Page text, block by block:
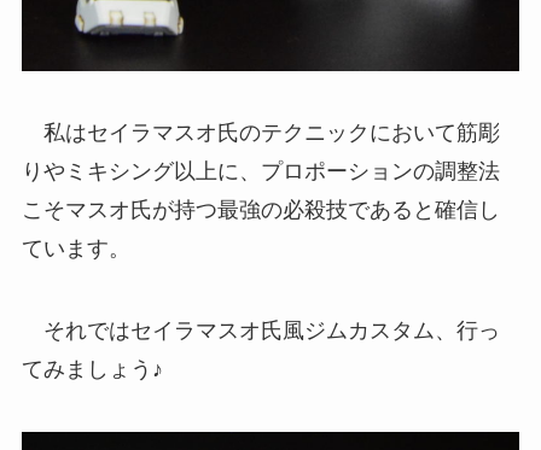
私はセイラマスオ氏のテクニックにおいて筋彫
りやミキシング以上に、プロポーションの調整法
こそマスオ氏が持つ最強の必殺技であると確信し
ています。
それではセイラマスオ氏風ジムカスタム、行っ
てみましょう♪